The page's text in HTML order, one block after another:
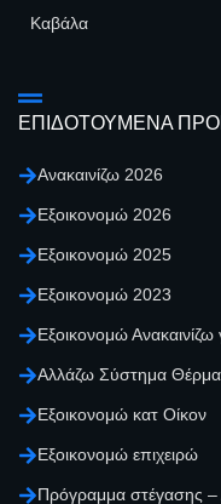
Καβάλα
ΕΠΙΔΟΤΟΥΜΕΝΑ
Ανακαινίζω 2026
Εξοικονομώ 2026
Εξοικονομώ 2025
Εξοικονομώ 2023
Εξοικονομώ Ανακαινίζω
Αλλάζω Σύστημα
Εξοικονομώ κατ Οίκον
Εξοικονομώ επιχειρώ
Πρόγραμμα στέγασης –